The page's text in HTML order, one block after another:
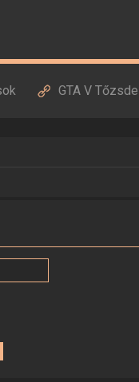
GTA V Tőzsde